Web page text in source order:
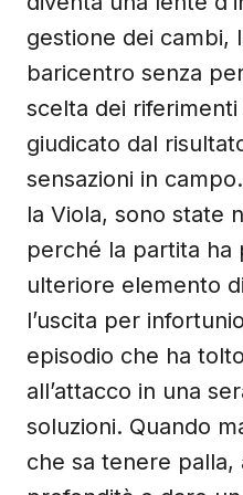
gestione dei cambi,
baricentro senza
scelta dei
giudicato dal
sensazioni in
la Viola, sono state
perché la partita ha
ulteriore elemento
l’uscita per
episodio che ha
all’attacco in una
soluzioni. Quando
che sa tenere palla,